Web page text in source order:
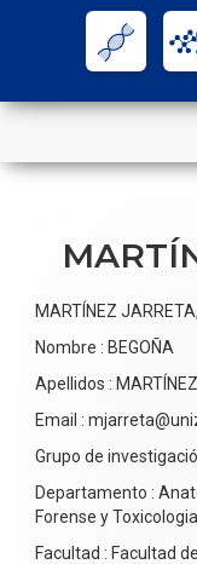
MARTÍNEZ
Nombre : BEGOÑA
Apellidos :
Email :
Grupo de
Departamento :
Forense y Toxicologia
Facultad : Facultad